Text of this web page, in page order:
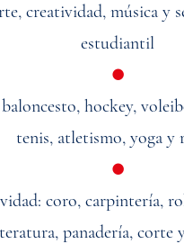
creatividad, música y
estudiantil
●
hockey,
tenis, atletismo, yoga y
●
coro, carpintería,
panadería, corte